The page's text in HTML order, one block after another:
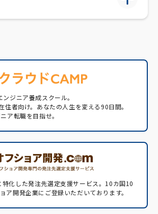
ジニア養成スクール。
住者向け。あなたの人生を変える90日間。
ア転職を目指せ。
化した発注先選定支援サービス。 10カ国10
ア開発企業にご登録いただいております。